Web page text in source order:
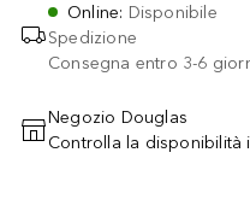
Online: Disponibile
Spedizione
Consegna entro 3-6
Negozio Douglas
Controlla la disponibilità